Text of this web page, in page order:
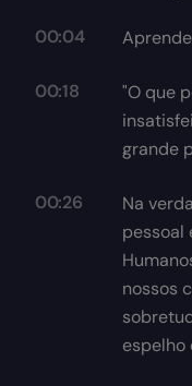
00:04
00:18
"O que
grande
00:26
Na
pessoal
nossos
espelho